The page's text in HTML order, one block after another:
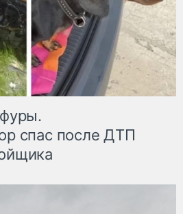
спас после ДТП